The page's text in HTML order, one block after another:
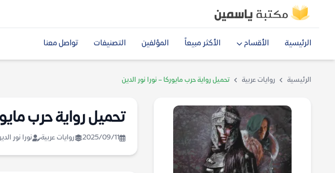
الرئيسية الأقسام الأكثر مبيعاً المؤلفين التصنيفات تواصل معنا
الرئيسية روايات عربية تحميل رواية حرب مايوركا – نورا نور الدين
تحميل رواية حرب
2025/09/11 روايات عربية نورا نور